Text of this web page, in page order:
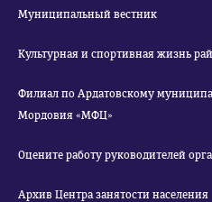
Муниципальный вестник
Культурная и спортивная жизнь
Филиал по Ардатовскому
Мордовия «МФЦ»
Оцените работу руководителей
Архив Центра занятости населения